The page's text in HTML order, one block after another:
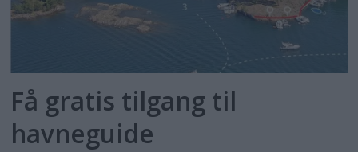
Få gratis tilgang til
havneguide